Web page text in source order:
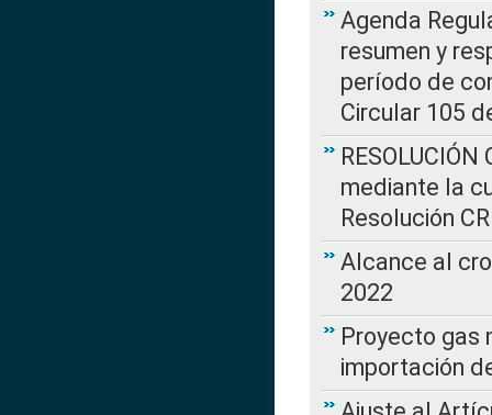
Agenda
resumen y
período de
Circular 105
mediante la
Resolución
Alcance al
2022
Proyecto gas
importación